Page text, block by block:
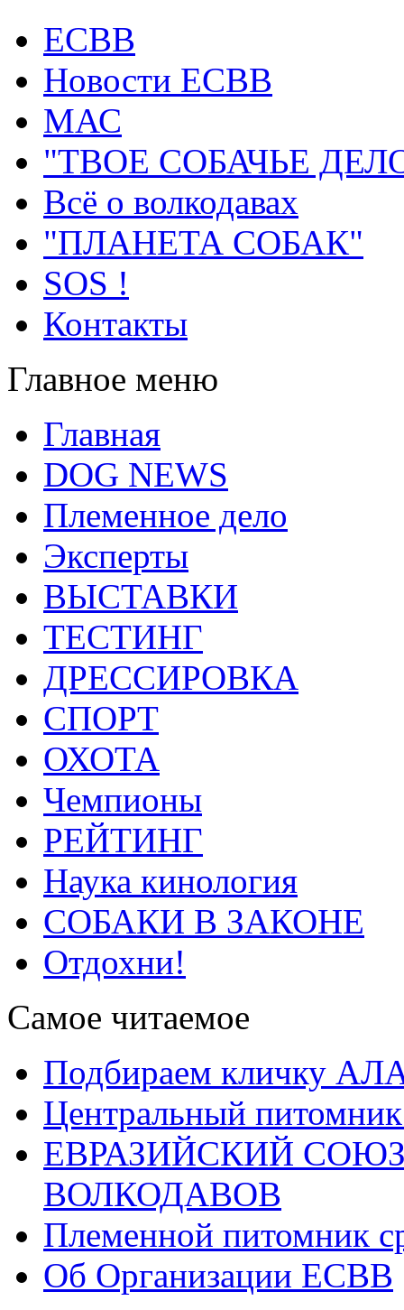
ECВB
Новости ЕСВВ
МАС
"ТВОЕ СОБАЧЬЕ
Всё о волкодавах
"ПЛАНЕТА СОБАК"
SOS !
Контакты
Главное меню
Главная
DOG NEWS
Племенное дело
Эксперты
ВЫСТАВКИ
ТЕСТИНГ
ДРЕССИРОВКА
СПОРТ
ОХОТА
Чемпионы
РЕЙТИНГ
Наука кинология
СОБАКИ В ЗАКОНЕ
Отдохни!
Самое читаемое
Подбираем кличку
Центральный
ЕВРАЗИЙСКИЙ
ВОЛКОДАВОВ
Племенной питомник
Об Организации ЕСВВ